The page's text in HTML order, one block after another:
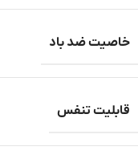
خاصیت ضد باد
قابلیت تنفس